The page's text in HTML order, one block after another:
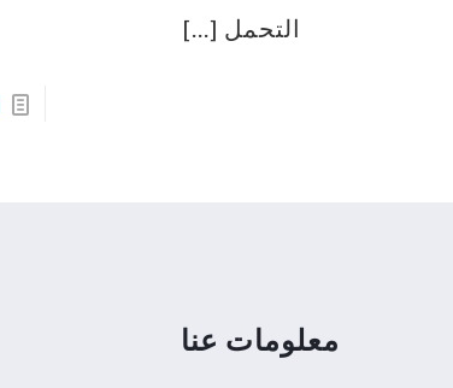
التحمل [...]
معلومات عنا